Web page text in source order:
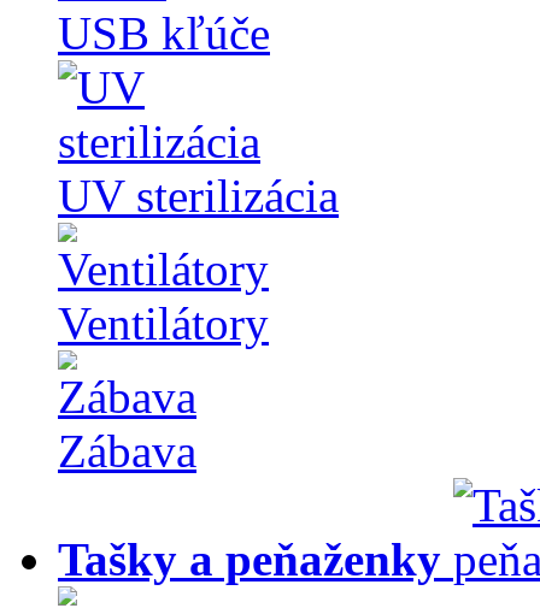
USB kľúče
UV sterilizácia
Ventilátory
Zábava
Tašky a peňaženky